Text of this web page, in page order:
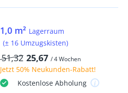
1,0 m² Lagerraum
(± 16 Umzugskisten)
51,32 25,67 / 4 Wochen
Jetzt 50% Neukunden-Rabatt!
KostenloseAbholung